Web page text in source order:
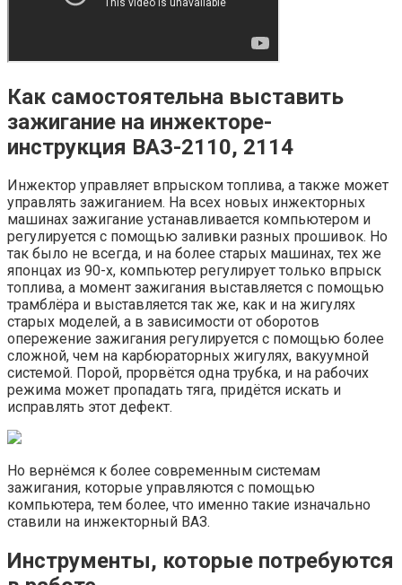
Как самостоятельна выставить
зажигание на инжекторе-
инструкция ВАЗ-2110, 2114
Инжектор управляет впрыском топлива, а также может
управлять зажиганием. На всех новых инжекторных
машинах зажигание устанавливается компьютером и
регулируется с помощью заливки разных прошивок. Но
так было не всегда, и на более старых машинах, тех же
японцах из 90-х, компьютер регулирует только впрыск
топлива, а момент зажигания выставляется с помощью
трамблёра и выставляется так же, как и на жигулях
старых моделей, а в зависимости от оборотов
опережение зажигания регулируется с помощью более
сложной, чем на карбюраторных жигулях, вакуумной
системой. Порой, прорвётся одна трубка, и на рабочих
режима может пропадать тяга, придётся искать и
исправлять этот дефект.
Но вернёмся к более современным системам
зажигания, которые управляются с помощью
компьютера, тем более, что именно такие изначально
ставили на инжекторный ВАЗ.
Инструменты, которые потребуются